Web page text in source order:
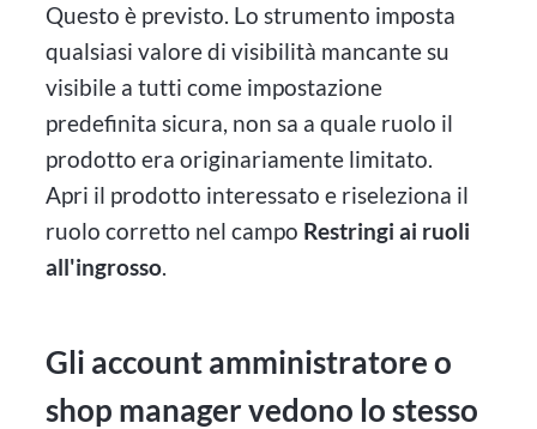
Questo è previsto. Lo strumento imposta
qualsiasi valore di visibilità mancante su
visibile a tutti come impostazione
predefinita sicura, non sa a quale ruolo il
prodotto era originariamente limitato.
Apri il prodotto interessato e riseleziona il
ruolo corretto nel campo Restringi ai ruoli
all'ingrosso.
Gli account amministratore o
shop manager vedono lo stesso